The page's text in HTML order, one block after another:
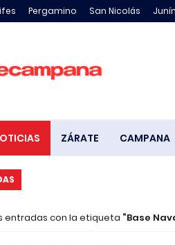
Pergamino San Nicolás Junín
ZÁRATE CAMPANA
entradas con la etiqueta Base